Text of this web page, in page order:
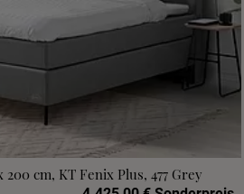
200 cm, KT Fenix Plus, 477 Grey